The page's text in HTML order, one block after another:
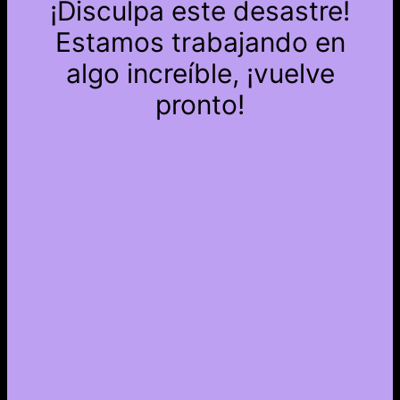
¡Disculpa este desastre!
Estamos trabajando en
algo increíble, ¡vuelve
pronto!